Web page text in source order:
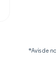
*Avis de